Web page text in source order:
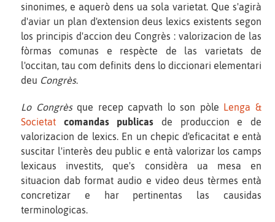
sinonimes, e aquerò dens ua sola varietat. Que s'agirà
d'aviar un plan d'extension deus lexics existents segon
los principis d'accion deu Congrès : valorizacion de las
fòrmas comunas e respècte de las varietats de
l'occitan, tau com definits dens lo diccionari elementari
deu Congrès.
Lo Congrèsque recep capvath lo son pòle Lenga &
Societat
comandas publicas de produccion e de
valorizacion de lexics. En un chepic d'eficacitat e entà
suscitar l'interès deu public e entà valorizar los camps
lexicaus investits, que's considèra ua mesa en
situacion dab format audio e video deus tèrmes entà
concretizar e har pertinentas las causidas
terminologicas.